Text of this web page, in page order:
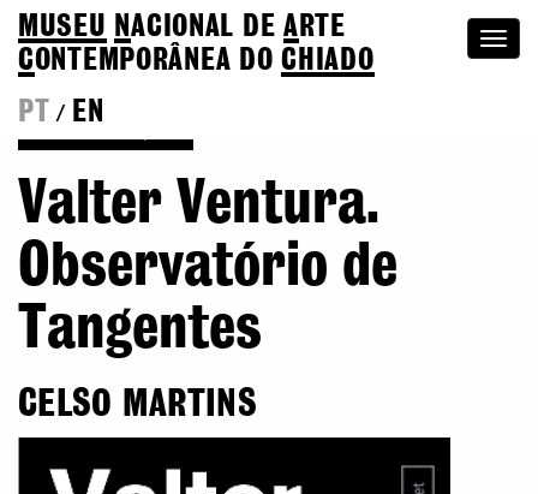
MUSEU NACIONAL DEA RTE
CONTEMPORÂNEA DOCHIADO
PT
/ EN
Valter Ventura.
Observatório de
Tangentes
CELSO MARTINS